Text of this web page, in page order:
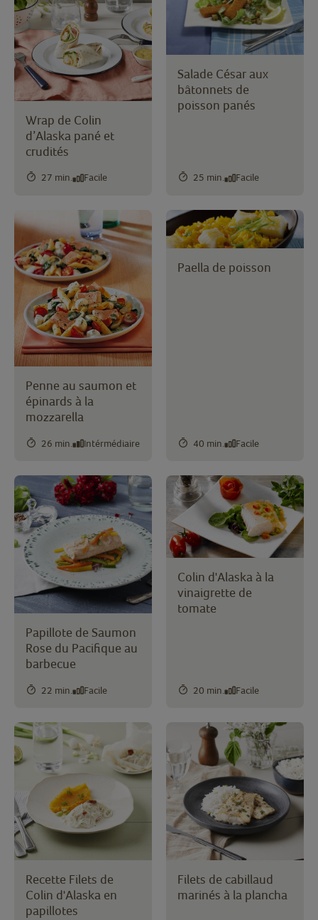
Wrap de Colin
d’Alaska pané et
crudités
27 min. Facile
Salade César aux
bâtonnets de
poisson panés
25 min. Facile
Penne au saumon et
épinards à la
mozzarella
26 min. Intérmédiaire
Paella de poisson
40 min. Facile
Papillote de Saumon
Rose du Pacifique au
barbecue
22 min. Facile
Colin d'Alaska à la
vinaigrette de
tomate
20 min. Facile
Recette Filets de
Colin d'Alaska en
papillotes
Filets de cabillaud
marinés à la plancha